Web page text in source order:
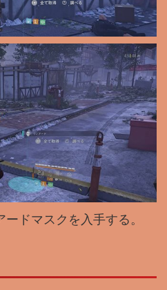
ドマスクを入手する。